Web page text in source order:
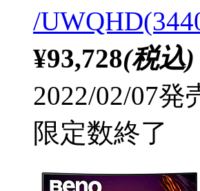
/
¥93,728(税込)
2022/02/07発
限定数終了